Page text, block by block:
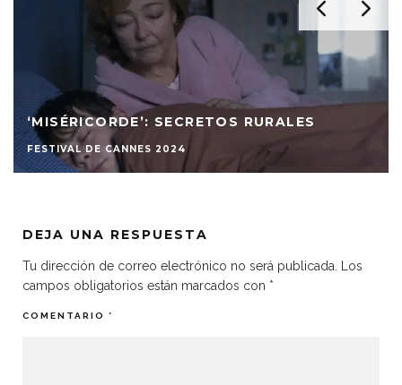
‘MISÉRICORDE’: SECRETOS RURALES
FESTIVAL DE CANNES 2024
DEJA UNA RESPUESTA
Tu dirección de correo electrónico no será publicada. Los
campos obligatorios están marcados con *
COMENTARIO *